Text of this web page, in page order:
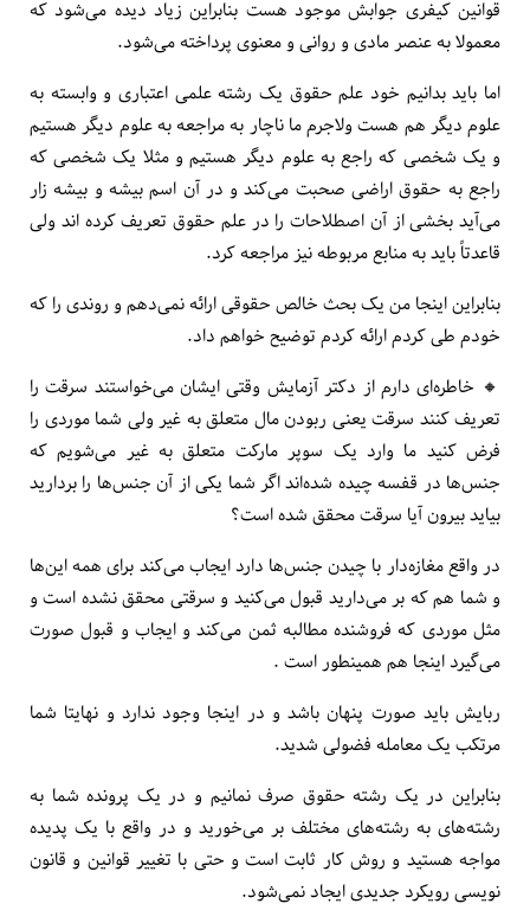
قوانین کیفری جوابش موجود هست بنابراین زیاد دیده می‌شود که
معمولا به عنصر مادی و روانی و معنوی پرداخته می‌شود.
اما باید بدانیم خود علم حقوق یک رشته علمی اعتباری و وابسته به
علوم دیگر هم هست ولاجرم ما ناچار به مراجعه به علوم دیگر هستیم
و یک شخصی که راجع به علوم دیگر هستیم و مثلا یک شخصی که
راجع به حقوق اراضی صحبت می‌کند و در آن اسم بیشه و بیشه زار
می‌آید بخشی از آن اصطلاحات را در علم حقوق تعریف کرده اند ولی
قاعدتاً باید به منابع مربوطه نیز مراجعه کرد.
بنابراین اینجا من یک بحث خالص حقوقی ارائه نمی‌دهم و روندی را که
خودم طی کردم ارائه کردم توضیح خواهم داد.
🔸️ خاطره‌ای دارم از دکتر آزمایش وقتی ایشان می‌خواستند سرقت را
تعریف کنند سرقت یعنی ربودن مال متعلق به غیر ولی شما موردی را
فرض کنید ما وارد یک سوپر مارکت متعلق به غیر می‌شویم که
جنس‌ها در قفسه چیده شده‌‌اند اگر شما یکی از آن جنس‌ها را بردارید
بیاید بیرون آیا سرقت محقق شده است؟
در واقع مغازه‌دار با چیدن جنس‌ها دارد ایجاب می‌کند برای همه این‌ها
و شما هم که بر می‌دارید قبول می‌کنید و سرقتی محقق نشده است و
مثل موردی که فروشنده مطالبه ثمن می‌کند و ایجاب و قبول صورت
می‌گیرد اینجا هم همینطور است .
ربایش باید صورت پنهان باشد و در اینجا وجود ندارد و نهایتا شما
مرتکب یک معامله فضولی شدید.
بنابراین در یک رشته حقوق صرف نمانیم و در یک پرونده شما به
رشته‌های به رشته‌های مختلف بر می‌خورید و در واقع با یک پدیده
مواجه هستید و روش کار ثابت است و حتی با تغییر قوانین و قانون
نویسی رویکرد جدیدی ایجاد نمی‌شود.